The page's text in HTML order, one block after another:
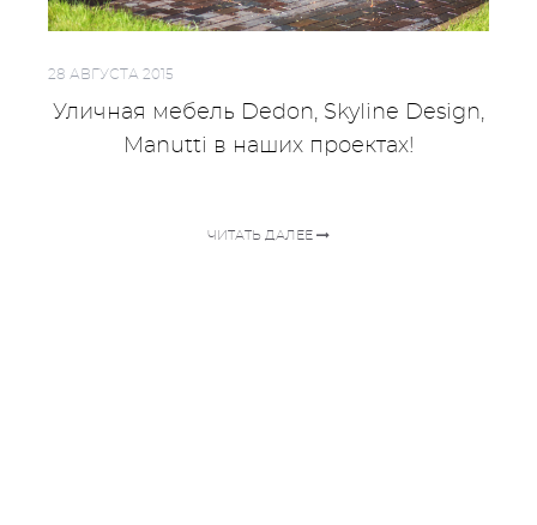
28 АВГУСТА 2015
Уличная мебель Dedon, Skyline Design,
Manutti в наших проектах!
ЧИТАТЬ ДАЛЕЕ